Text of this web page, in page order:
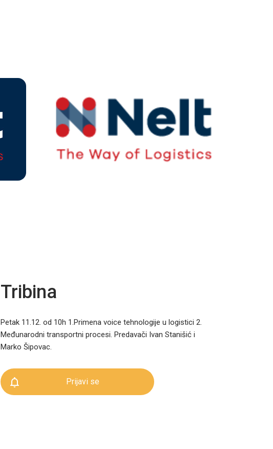
Tribina
Petak 11.12. od 10h 1.Primena voice tehnologije u logistici 2.
Međunarodni transportni procesi. Predavači Ivan Stanišić i
Marko Šipovac.
Prijavi se